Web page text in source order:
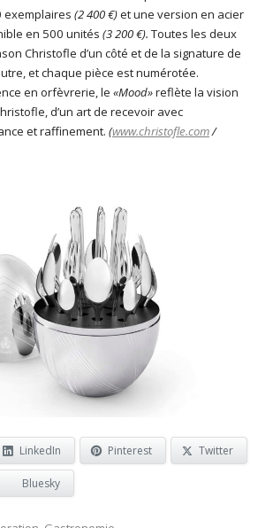
exemplaires (2 400 €)et une version en acier
en 500 unités (3 200 €). Toutes les deux
Christofle d’un côté et de la signature de
et chaque pièce est numérotée.
en orfèvrerie, le «Mood»reflète la vision
d’un art de recevoir avec
et raffinement. (www.christofle.com/
LinkedIn Pinterest Twitter
Bluesky